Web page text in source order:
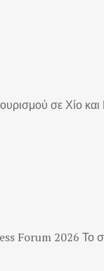
σε Χίο
Forum 2026 Το